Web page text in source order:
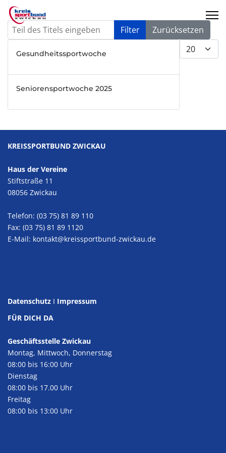
Teil des Titels eingeben Filter Zurücksetzen
Anzeige #
Gesundheitssportwoche
Seniorensportwoche 2025
KREISSPORTBUND ZWICKAU
Haus der Vereine
Stiftstraße 11
08056 Zwickau
Telefon: (03 75) 81 89 110
Fax: (03 75) 81 89 1120
E-Mail: kontakt@kreissportbund-zwickau.de
Datenschutz I Impressum
FÜR DICH DA
Geschäftsstelle Zwickau
Montag, Mittwoch, Donnerstag
08:00 bis 16:00 Uhr
Dienstag
08:00 bis 17.00 Uhr
Freitag
08:00 bis 13:00 Uhr